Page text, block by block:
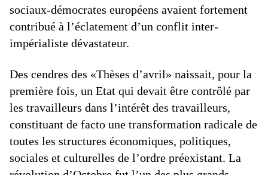
sociaux-démocrates européens avaient fortement
contribué à l’éclatement d’un conflit inter-
impérialiste dévastateur.
Des cendres des «Thèses d’avril» naissait, pour la
première fois, un Etat qui devait être contrôlé par
les travailleurs dans l’intérêt des travailleurs,
constituant de facto une transformation radicale de
toutes les structures économiques, politiques,
sociales et culturelles de l’ordre préexistant. La